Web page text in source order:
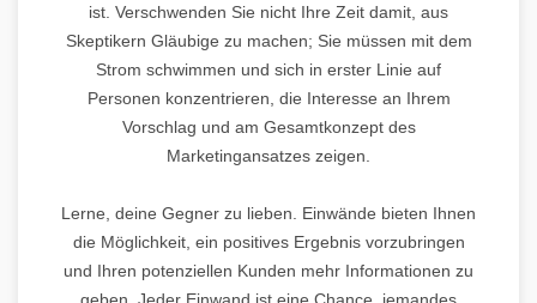
ist. Verschwenden Sie nicht Ihre Zeit damit, aus
Skeptikern Gläubige zu machen; Sie müssen mit dem
Strom schwimmen und sich in erster Linie auf
Personen konzentrieren, die Interesse an Ihrem
Vorschlag und am Gesamtkonzept des
Marketingansatzes zeigen.
Lerne, deine Gegner zu lieben. Einwände bieten Ihnen
die Möglichkeit, ein positives Ergebnis vorzubringen
und Ihren potenziellen Kunden mehr Informationen zu
geben. Jeder Einwand ist eine Chance, jemandes